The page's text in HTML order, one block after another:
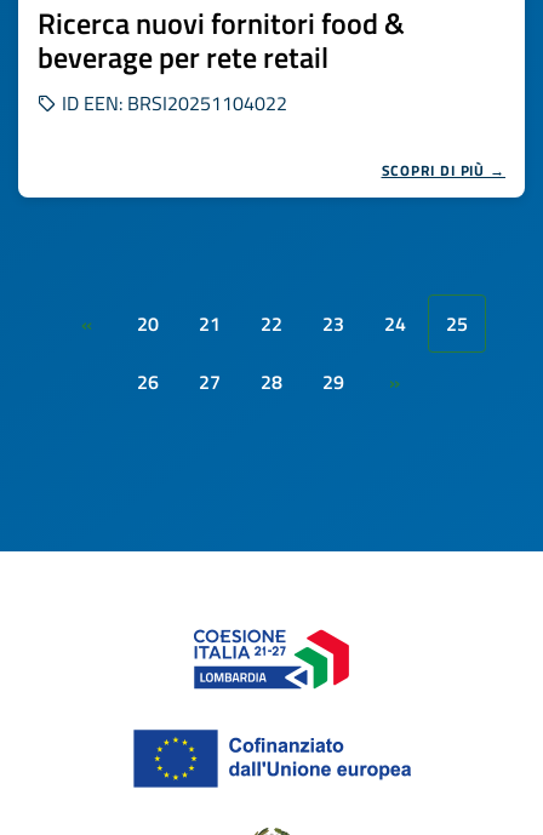
Ricerca nuovi fornitori food &
beverage per rete retail
ID EEN: BRSI20251104022
SCOPRI DI PIÙ →
« 20 21 22 23 24
25
26
27 28 29 »